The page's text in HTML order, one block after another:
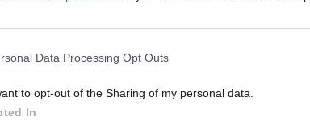
Data Processing Opt Outs
to opt-out of the Sharing of my personal data.
In